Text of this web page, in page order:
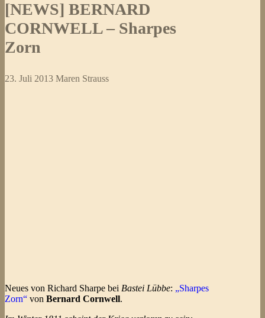
[NEWS] BERNARD
CORNWELL – Sharpes
Zorn
23. Juli 2013 Maren Strauss
Neues von Richard Sharpe bei Bastei Lübbe: „Sharpes
Zorn“ von Bernard Cornwell.